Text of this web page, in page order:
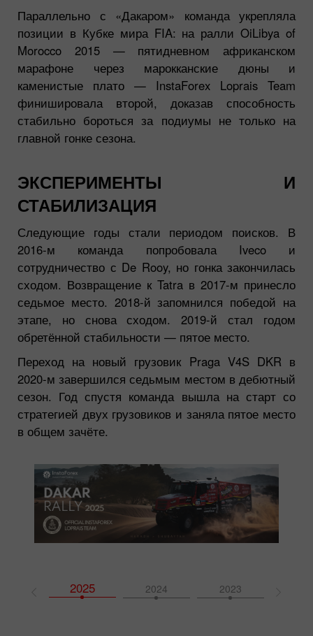
Параллельно с «Дакаром» команда укрепляла
позиции в Кубке мира FIA: на ралли OiLibya of
Morocco 2015 — пятидневном африканском
марафоне через марокканские дюны и
каменистые плато — InstaForex Loprais Team
финишировала второй, доказав способность
стабильно бороться за подиумы не только на
главной гонке сезона.
ЭКСПЕРИМЕНТЫ И
СТАБИЛИЗАЦИЯ
Следующие годы стали периодом поисков. В
2016-м команда попробовала Iveco и
сотрудничество с De Rooy, но гонка закончилась
сходом. Возвращение к Tatra в 2017-м принесло
седьмое место. 2018-й запомнился победой на
этапе, но снова сходом. 2019-й стал годом
обретённой стабильности — пятое место.
Переход на новый грузовик Praga V4S DKR в
2020-м завершился седьмым местом в дебютный
сезон. Год спустя команда вышла на старт со
стратегией двух грузовиков и заняла пятое место
в общем зачёте.
2025 2024 2023